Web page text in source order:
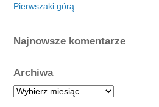
Pierwszaki górą
Najnowsze komentarze
Archiwa
A